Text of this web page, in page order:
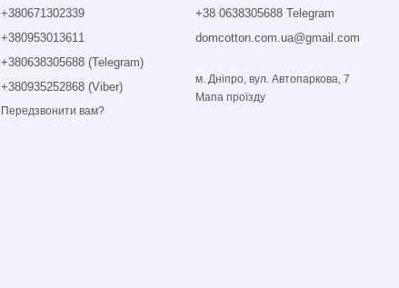
+380671302339
+380953013611
+380638305688 (Telegram)
+380935252868 (Viber)
Передзвонити вам?
+38 0638305688 Telegram
domcotton.com.ua@gmail.com
м. Дніпро, вул. Автопаркова, 7
Мапа проїзду